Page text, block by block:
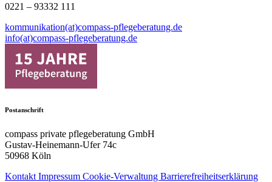
0221 – 93332 111
kommunikation(at)compass-pflegeberatung.de
info(at)compass-pflegeberatung.de
Postanschrift
compass private pflegeberatung GmbH
Gustav-Heinemann-Ufer 74c
50968 Köln
Kontakt Impressum Cookie-Verwaltung Barrierefreiheitserklärung